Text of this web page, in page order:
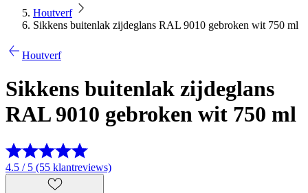
Houtverf
Sikkens buitenlak zijdeglans RAL 9010 gebroken wit 750 ml
Houtverf
Sikkens buitenlak zijdeglans
RAL 9010 gebroken wit 750 ml
4.5 / 5 (55 klantreviews)